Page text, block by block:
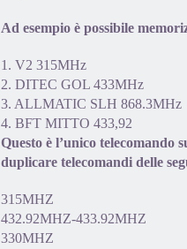
Ad esempio è possibile
1. V2 315MHz
2. DITEC GOL 433MHz
3. ALLMATIC SLH 868.3MHz
4. BFT MITTO 433,92
Questo è l’unico telecomando
duplicare telecomandi delle
315MHZ
432.92MHZ-433.92MHZ
330MHZ